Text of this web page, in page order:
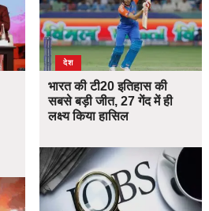
देश
भारत की टी20 इतिहास की
सबसे बड़ी जीत, 27 गेंद में ही
लक्ष्य किया हासिल